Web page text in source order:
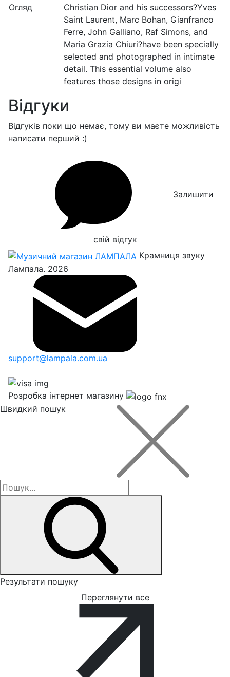
Огляд
Christian Dior and his successors?Yves
Saint Laurent, Marc Bohan, Gianfranco
Ferre, John Galliano, Raf Simons, and
Maria Grazia Chiuri?have been specially
selected and photographed in intimate
detail. This essential volume also
features those designs in origi
Відгуки
Відгуків поки що немає, тому ви маєте можливість
написати перший :)
Залишити
свій відгук
Крамниця звуку
Лампала. 2026
support@lampala.com.ua
Розробка інтернет магазину
Швидкий пошук
Результати пошуку
Переглянути все